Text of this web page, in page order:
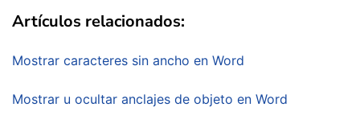
Artículos relacionados:
Mostrar caracteres sin ancho en Word
Mostrar u ocultar anclajes de objeto en Word